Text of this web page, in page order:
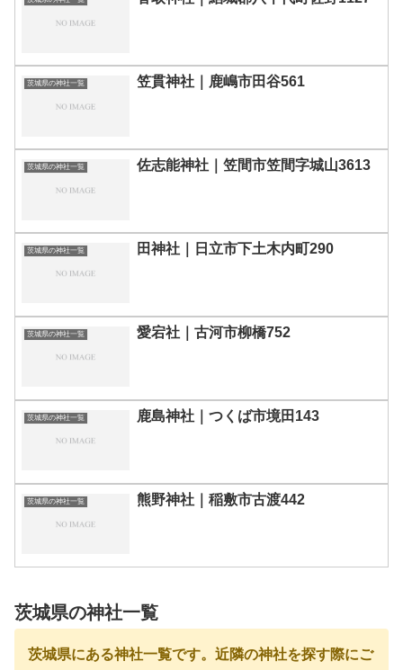
茨城県の神社一覧 笠貫神社｜鹿嶋市田谷561
茨城県の神社一覧 佐志能神社｜笠間市笠間字城山3613
茨城県の神社一覧 田神社｜日立市下土木内町290
茨城県の神社一覧 愛宕社｜古河市柳橋752
茨城県の神社一覧 鹿島神社｜つくば市境田143
茨城県の神社一覧 熊野神社｜稲敷市古渡442
茨城県の神社一覧
茨城県にある神社一覧です。近隣の神社を探す際にご